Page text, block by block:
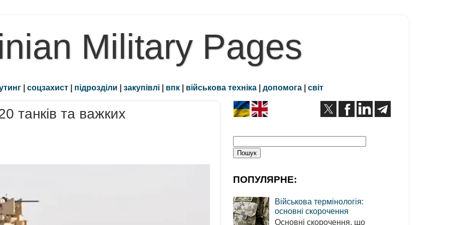
Military Pages
| соцзахист | підрозділи | закупівлі | впк | військова техніка | допомога | світ
танків та важких
ПОПУЛЯРНЕ:
Військова термінологія:
основні скорочення
Основні скорочення, що